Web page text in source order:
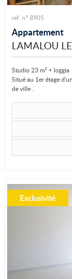
ref. n° 8905
Appartement
LAMALOU
Studio 23 m² + loggia
Situé au 1er étage
de ville .